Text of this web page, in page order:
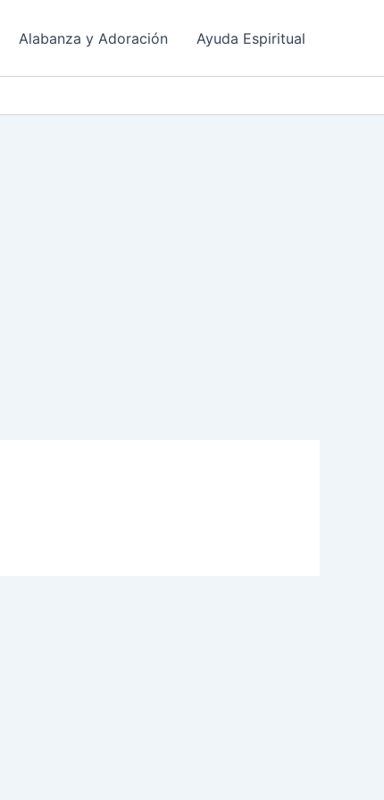
Alabanza y Adoración Ayuda Espiritual